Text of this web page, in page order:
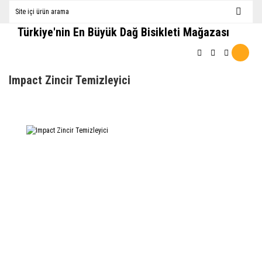
Türkiye'nin En Büyük Dağ Bisikleti Mağazası
Impact Zincir Temizleyici